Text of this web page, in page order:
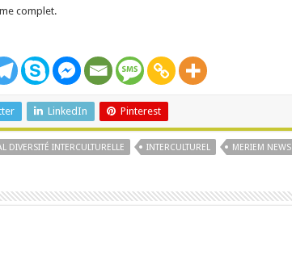
complet.
LinkedIn Pinterest
DIVERSITÉ INTERCULTURELLE INTERCULTUREL MERIEM NEWS